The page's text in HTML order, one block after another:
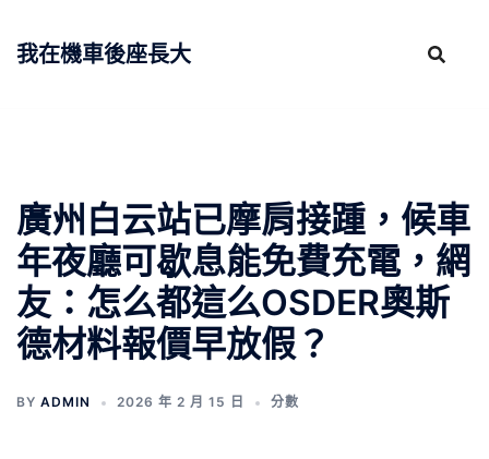
我在機車後座長大
廣州白云站已摩肩接踵，候車
年夜廳可歇息能免費充電，網
友：怎么都這么OSDER奧斯
德材料報價早放假？
BY ADMIN 2026 年 2 月 15 日 分數